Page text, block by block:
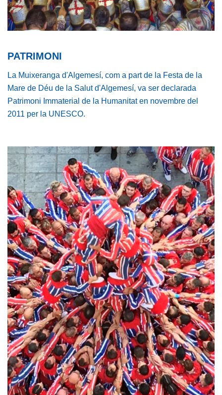
PATRIMONI
La Muixeranga d'Algemesí, com a part de la Festa de la
Mare de Déu de la Salut d'Algemesí, va ser declarada
Patrimoni Immaterial de la Humanitat en novembre del
2011 per la UNESCO.